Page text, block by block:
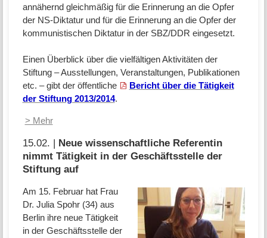
annähernd gleichmäßig für die Erinnerung an die Opfer
der NS-Diktatur und für die Erinnerung an die Opfer der
kommunistischen Diktatur in der SBZ/DDR eingesetzt.
Einen Überblick über die vielfältigen Aktivitäten der
Stiftung – Ausstellungen, Veranstaltungen, Publikationen
etc. – gibt der öffentliche
Bericht über die Tätigkeit
der Stiftung 2013/2014.
> Mehr
15.02. | Neue wissenschaftliche Referentin
nimmt Tätigkeit in der Geschäftsstelle der
Stiftung auf
Am 15. Februar hat Frau
Dr. Julia Spohr (34) aus
Berlin ihre neue Tätigkeit
in der Geschäftsstelle der